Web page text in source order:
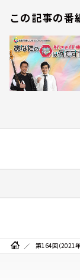
この記事の番
第164回（2021